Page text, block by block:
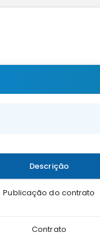
Descrição
Publicação do contrato
Contrato